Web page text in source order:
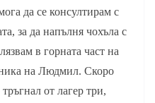
да се консултирам с
за да напълня чохъла с
в горната част на
на Людмил. Скоро
от лагер три,